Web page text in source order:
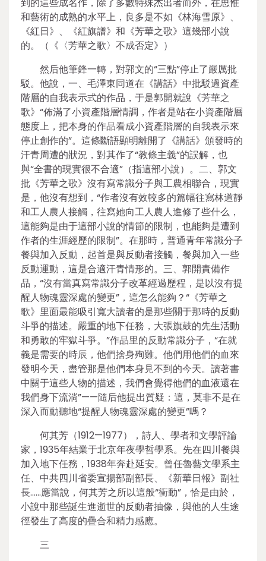
和藝術的成熟的水平上，良多是不如《林海雪原》、
《紅日》、《紅旗譜》和《芳華之歌》這幾部小說
的。（《〈芳華之歌〉不成否定》）
然后他筆鋒一轉，對郭文的“三點”停止了嚴厲批
駁。他說，一、毛澤東同道在《講話》中批駁過資產
階層的自我表示式的作品，于是郭開就說《芳華之
歌》“佈滿了小資產階層情調，作者是站在小資產階層
態度上，把本身的作品看成小資產階層的自我表示來
停止創作的”。這條斷語顯明離開了《講話》頒發時的
汗青周遭的狀況，對其作了“教條主義”的誤解，也
與“全書的現實很不合適”（指這部小說）。二、郭文
批《芳華之歌》沒有寫常識分子與工農相聯合，現實
是，他沒有想到，“作者沒有效較多的篇幅往寫林道靜
和工人農人接觸，往寫她向工人農人進修了些什么，
這能夠是由于這部小說的情節的限制，也能夠是遭到
作者的生涯經歷的限制”。在那時，普通青年常識分子
餐與加入反動，起首是與反動者接觸，餐與加入一些
反動運動，這是合適汗青情形的。三、郭開責備作
品，“沒有當真寫常識分子改革經過歷程，是以沒有提
醒人物魂靈深處的變更”，這怎么能夠？“《芳華之
歌》里面最能吸引寬大讀者的是那些關于那時的反動
斗爭的描述。嚴重的地下任務，大張旗鼓的先生活動
和勇敢的牢獄斗爭。”作品里的反動常識分子，“在就
義是需要的時辰，他們捨身殉難。他們用他們的血來
發明今天，盡管那是他們本身見不到的今天。讀著書
中關于這些人物的描述，我們會覺得他們的血液還在
我們身下流淌”——隨后他提出質疑：這，莫非不是在
深入而動聽地“提醒人物魂靈深處的變更”嗎？
何其芳（1912—1977），詩人、學者和文學評論
家，1935年結業于北京年夜學哲學系。先在四川餐與
加入地下任務，1938年奔赴延安。曾任魯藝文學系主
任、中共四川省委宣揚部副部長、《新華日報》副社
長……應當說，何其芳之所以這般“衝動”，恰是由於，
小說中那些誕生進逝世的反動者抽像，與他的人生途
徑發生了高度的疊合和精力感應。
三